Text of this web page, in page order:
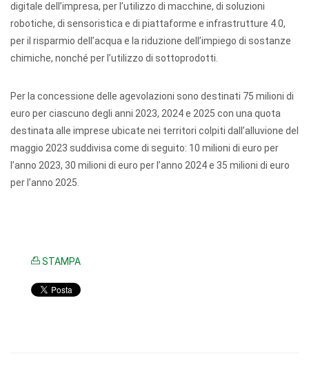
digitale dell’impresa, per l’utilizzo di macchine, di soluzioni
robotiche, di sensoristica e di piattaforme e infrastrutture 4.0,
per il risparmio dell’acqua e la riduzione dell’impiego di sostanze
chimiche, nonché per l’utilizzo di sottoprodotti.
Per la concessione delle agevolazioni sono destinati 75 milioni di
euro per ciascuno degli anni 2023, 2024 e 2025 con una quota
destinata alle imprese ubicate nei territori colpiti dall’alluvione del
maggio 2023 suddivisa come di seguito: 10 milioni di euro per
l’anno 2023, 30 milioni di euro per l’anno 2024 e 35 milioni di euro
per l’anno 2025.
STAMPA